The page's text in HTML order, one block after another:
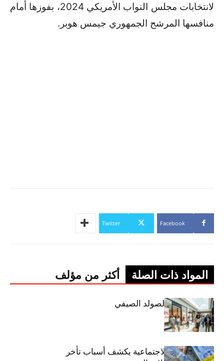
لانتخابات مجلس النواب الأمريكي 2024، بفوزها أمام
منافسها المرشح الجمهوري جيمس هوبر.
Facebook
Twitter
المواد ذات الصلة أكثر من مؤلف
اليوم: إنطلاق الصولد الصيفي
وزير الشؤون الاجتماعية يكشف أسباب تأخر